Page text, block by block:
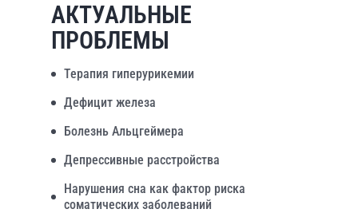
АКТУАЛЬНЫЕ
ПРОБЛЕМЫ
Терапия гиперурикемии
Дефицит железа
Болезнь Альцгеймера
Депрессивные расстройства
Нарушения сна как фактор риска
соматических заболеваний